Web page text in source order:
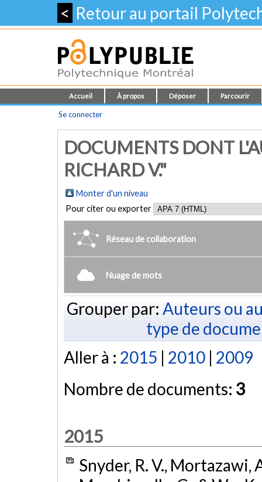
< Retour au portail
Accueil À propos Déposer Parcourir
Se connecter
DOCUMENTS DONT
RICHARD V."
Monter d'un niveau
Pour citer ou exporter
Réseau de collaboration
Nuage de mots
Grouper par: Auteurs ou
type de
Aller à : 2015 | 2010 | 2009
Nombre de documents: 3
2015
Snyder, R. V., Mortazawi,